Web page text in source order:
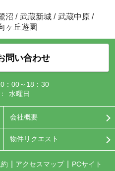
沼 / 武蔵新城 / 武蔵中原 /
ヶ丘遊園
問い合わせ
：00～18：30
水曜日
会社概要
物件リクエスト
アクセスマップ
PCサイト